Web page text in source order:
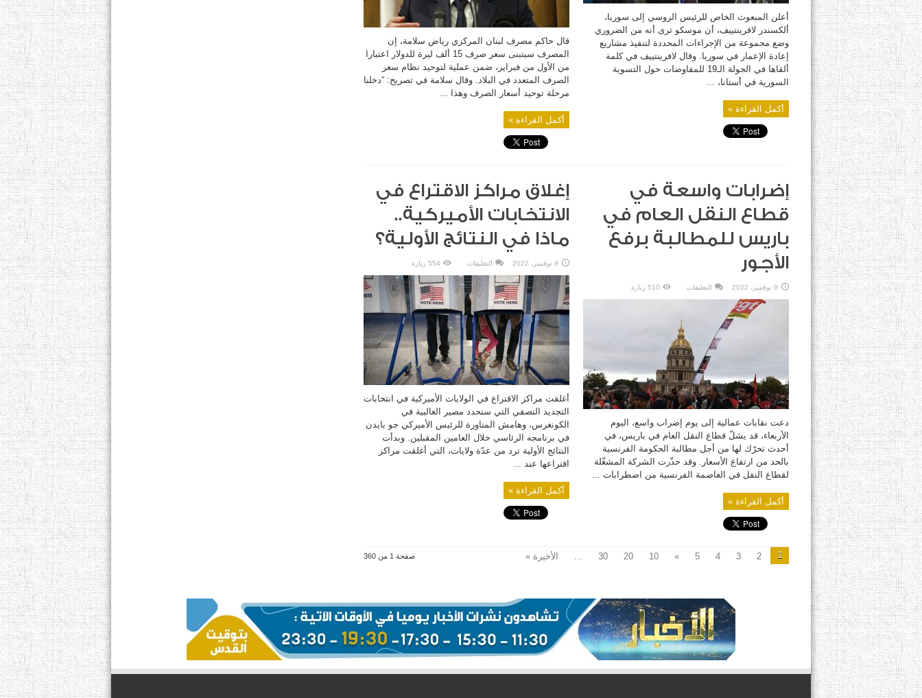
أعلن المبعوث الخاص للرئيس الروسي إلى سوريا،
ألكسندر لافرينتييف، أن موسكو ترى أنه من الضروري
وضع مجموعة من الإجراءات المحددة لتنفيذ مشاريع
إعادة الإعمار في سوريا. وقال لافرينتييف في كلمة
ألقاها في الجولة الـ19 للمفاوضات حول التسوية
السورية في أستانا، ...
أكمل القراءة »
قال حاكم مصرف لبنان المركزي رياض سلامة، إن
المصرف سيتبنى سعر صرف 15 ألف ليرة للدولار اعتبارا
من الأول من فبراير، ضمن عملية لتوحيد نظام سعر
الصرف المتعدد في البلاد. وقال سلامة في تصريح: “دخلنا
مرحلة توحيد أسعار الصرف وهذا ...
أكمل القراءة »
إضرابات واسعة في
قطاع النقل العام في
باريس للمطالبة برفع
الأجور
9 نوفمبر، 2022 التعليقات
واسعة
قطاع
النقل
العام
في
باريس
للمطالبة
برفع
الأجور
مغلقة
510 زيارة
دعت نقابات عمالية إلى يوم إضراب واسع، اليوم
الأربعاء، قد يشلّ قطاع النقل العام في باريس، في
أحدث تحرّك لها من أجل مطالبة الحكومة الفرنسية
بالحد من ارتفاع الأسعار. وقد حذّرت الشركة المشغّلة
لقطاع النقل في العاصمة الفرنسية من اضطرابات ...
أكمل القراءة »
إغلاق مراكز الاقتراع في
الانتخابات الأميركية..
ماذا في النتائج الأولية؟
9 نوفمبر، 2022 التعليقات
مراكز
الاقتراع
في
الانتخابات
الأميركية..
ماذا
في
النتائج
الأولية؟
مغلقة
554 زيارة
أغلقت مراكز الاقتراع في الولايات الأميركية في انتخابات
التجديد النصفي التي ستحدد مصير الغالبية في
الكونغرس، وهامش المناورة للرئيس الأميركي جو بايدن
في برنامجه الرئاسي خلال العامين المقبلين. وبدأت
النتائج الأولية ترد من عدّة ولايات، التي أغلقت مراكز
اقتراعها عند ...
أكمل القراءة »
صفحة 1 من 360 1
2
3
4
5
»
10
20
30 الأخيرة »